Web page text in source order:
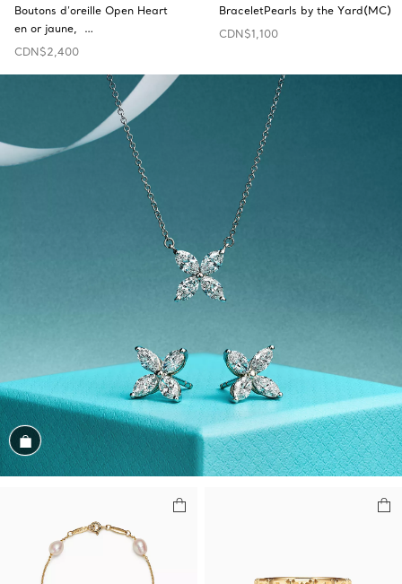
Boutons d’oreille Open‎ Heart
en or jaune, …
CDN$2,400
BraceletPearls by the Yard(MC)
CDN$1,100
Magasiner cet assortiment